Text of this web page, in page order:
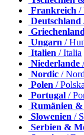
Frankreich /
Deutschland
Ungarn /
Italien / Italia
Niederlande
Nordic /
Polen /
Portugal /
Rumänien
Slowenien /
Serbien &